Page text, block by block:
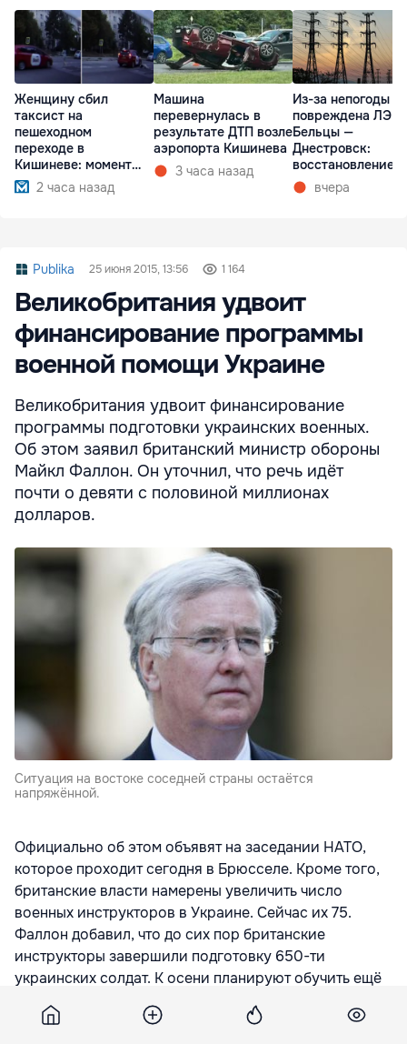
Женщину сбил
таксист на
пешеходном
переходе в
Кишиневе: момент
ДТП попал на видео
2 часа назад
Машина
перевернулась в
результате ДТП возле
аэропорта Кишинева
3 часа назад
Из-за непогоды
повреждена ЛЭП
Бельцы —
Днестровск:
восстановление
займет более
вчера
Publika 25 июня 2015, 13:56 1 164
Великобритания удвоит
финансирование программы
военной помощи Украине
Великобритания удвоит финансирование
программы подготовки украинских военных.
Об этом заявил британский министр обороны
Майкл Фаллон. Он уточнил, что речь идёт
почти о девяти с половиной миллионах
долларов.
Cитуация на востоке соседней страны остаётся
напряжённой.
Официально об этом объявят на заседании НАТО,
которое проходит сегодня в Брюсселе. Кроме того,
британские власти намерены увеличить число
военных инструкторов в Украине. Сейчас их 75.
Фаллон добавил, что до сих пор британские
инструкторы завершили подготовку 650-ти
украинских солдат. К осени планируют обучить ещё